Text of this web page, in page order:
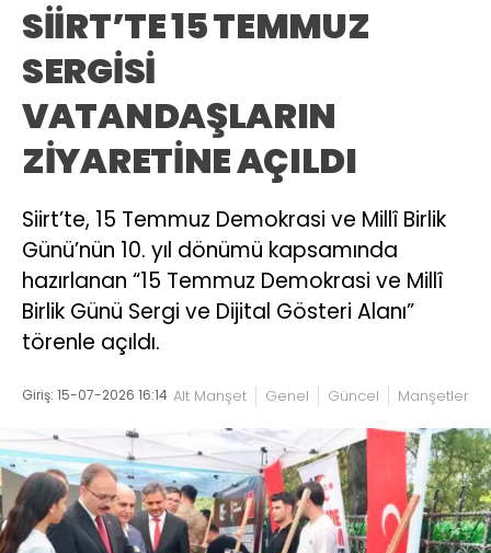
SİİRT’TE 15 TEMMUZ
SERGİSİ
VATANDAŞLARIN
ZİYARETİNE AÇILDI
Siirt’te, 15 Temmuz Demokrasi ve Millî Birlik
Günü’nün 10. yıl dönümü kapsamında
hazırlanan “15 Temmuz Demokrasi ve Millî
Birlik Günü Sergi ve Dijital Gösteri Alanı”
törenle açıldı.
Giriş: 15-07-2026 16:14 Alt Manşet Genel Güncel Manşetler